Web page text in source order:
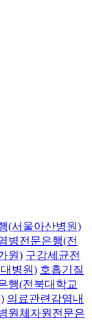
(서울아산병원)
병전문은행(전
원) 구강세균전
병원) 호흡기질
행(전북대학교
의료관련감염내
원체자원전문은